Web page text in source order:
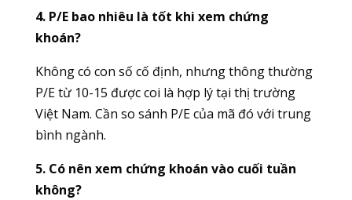
4. P/E bao nhiêu là tốt khi xem chứng
khoán?
Không có con số cố định, nhưng thông thường
P/E từ 10-15 được coi là hợp lý tại thị trường
Việt Nam. Cần so sánh P/E của mã đó với trung
bình ngành.
5. Có nên xem chứng khoán vào cuối tuần
không?